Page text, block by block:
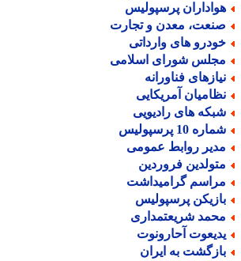
پرسپولیس
معدن و تجارت
های وارداتی
شورای اسلامی
فناورانه
آمریکایی
های رادیویی
10 پرسپولیس
روابط عمومی
فروردین
گرامیداشت
پرسپولیس
شریعتمداری
آحارونوت
به ایران